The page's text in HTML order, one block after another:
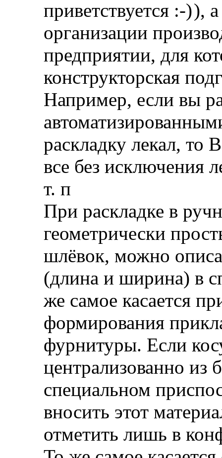
приветствуется
),
организации
предприятии, для
конструкторская
Например, если вы
раскладку лекал, то
все без исключения
т. п
При раскладке в
геометрически
шлёвок, можно
(длина и ширина) в
же самое касается
формирования
фурнитуры. Если
централизованно из
специальном
вносить этот
отметить лишь в